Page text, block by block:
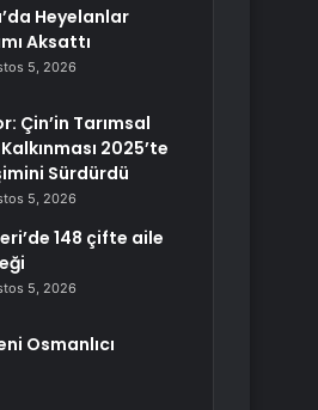
Heyelanlar
Aksattı
5, 2026
Çin’in Tarımsal
2025’te
Sürdürdü
5, 2026
148 çifte aile
5, 2026
Osmanlıcı